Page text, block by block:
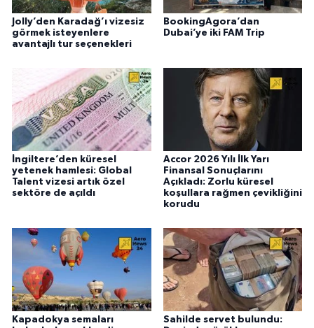
Jolly’den Karadağ’ı vizesiz
görmek isteyenlere
avantajlı tur seçenekleri
BookingAgora’dan
Dubai’ye iki FAM Trip
İngiltere’den küresel
yetenek hamlesi: Global
Talent vizesi artık özel
sektöre de açıldı
Accor 2026 Yılı İlk Yarı
Finansal Sonuçlarını
Açıkladı: Zorlu küresel
koşullara rağmen çevikliğini
korudu
Kapadokya semaları
Sahilde servet bulundu: